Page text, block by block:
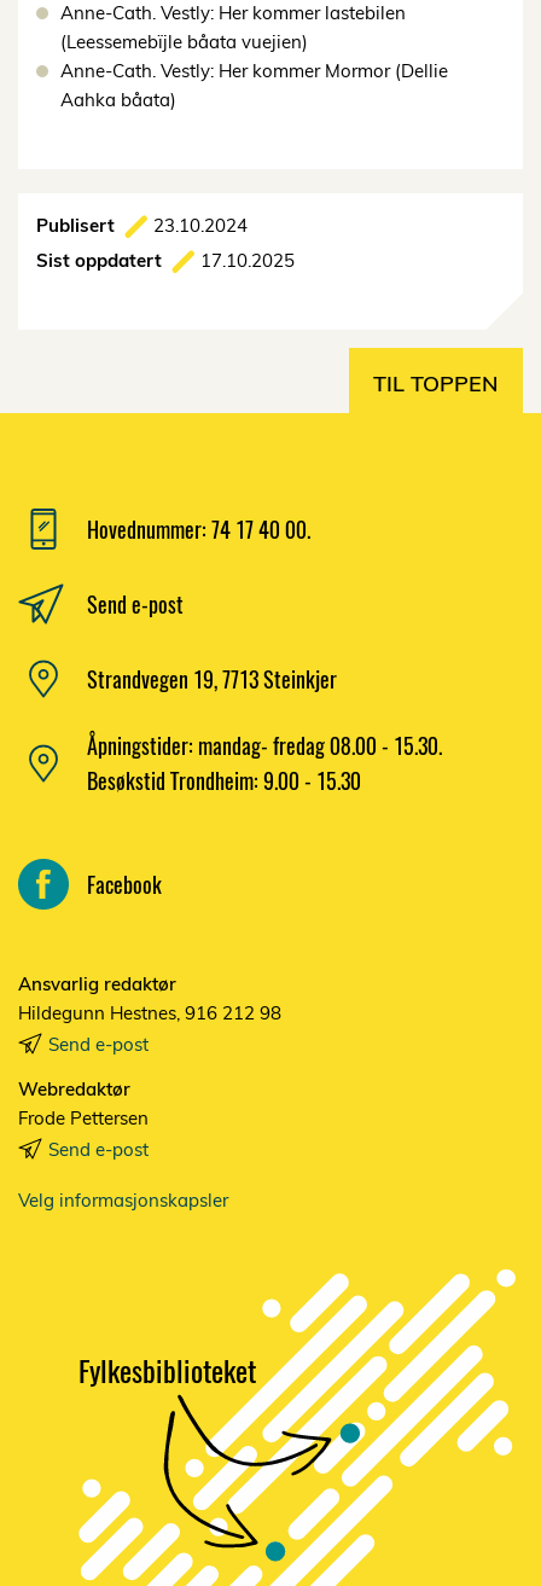
Anne-Cath. Vestly: Her kommer lastebilen
(Leessemebïjle båata vuejien)
Anne-Cath. Vestly: Her kommer Mormor (Dellie
Aahka båata)
Publisert
23.10.2024
Sist oppdatert
17.10.2025
TIL TOPPEN
Hovednummer: 74 17 40 00.
Send e-post
Strandvegen 19, 7713 Steinkjer
Åpningstider: mandag- fredag 08.00 - 15.30.
Besøkstid Trondheim: 9.00 - 15.30
Facebook
Ansvarlig redaktør
Hildegunn Hestnes, 916 212 98
Send e-post
Webredaktør
Frode Pettersen
Send e-post
Velg informasjonskapsler
Fylkesbiblioteket